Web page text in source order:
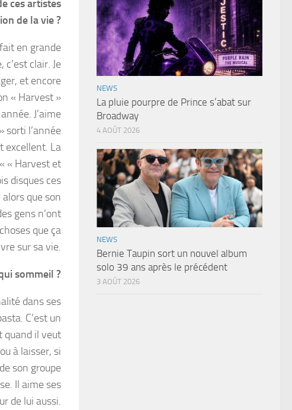
ces artistes
de la vie ?
en grande
clair. Je
et encore
« Harvest »
J’aime
sorti l’année
excellent. La
« Harvest et
disques ces
que son
gens n’ont
que ça
sur sa vie.
sommeil ?
dans ses
C’est un
quand il veut
à laisser, si
son groupe
Il aime ses
de lui aussi.
NEWS
La pluie pourpre de Prince s’abat sur
Broadway
4 AOÛT 2026
NEWS
Bernie Taupin sort un nouvel album
solo 39 ans après le précédent
3 AOÛT 2026